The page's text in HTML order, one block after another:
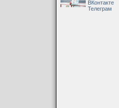
ВКонтакте
Телеграм